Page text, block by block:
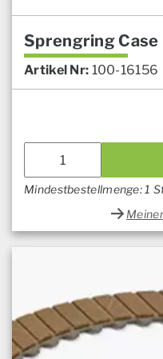
Sprengring Case
Artikel Nr: 100-16156
Mindestbestellmenge: 1